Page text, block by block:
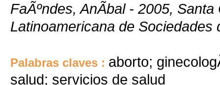
FaÃºndes, AnÃ­bal - 2005,
Latinoamericana de
Palabras claves : aborto;
salud; servicios de salud